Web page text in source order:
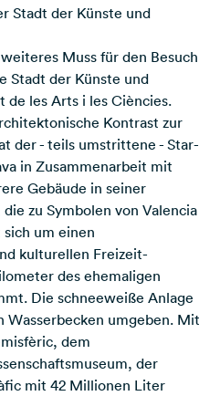
Stadt der Künste und
Muss für den Besuch
Stadt der Künste und
de les Arts i les Ciències.
Kontrast zur
der - teils umstrittene - Star-
in Zusammenarbeit mit
Gebäude in seiner
zu Symbolen von Valencia
um einen
kulturellen Freizeit-
des ehemaligen
Die schneeweiße Anlage
Wasserbecken umgeben. Mit
dem
der
mit 42 Millionen Liter